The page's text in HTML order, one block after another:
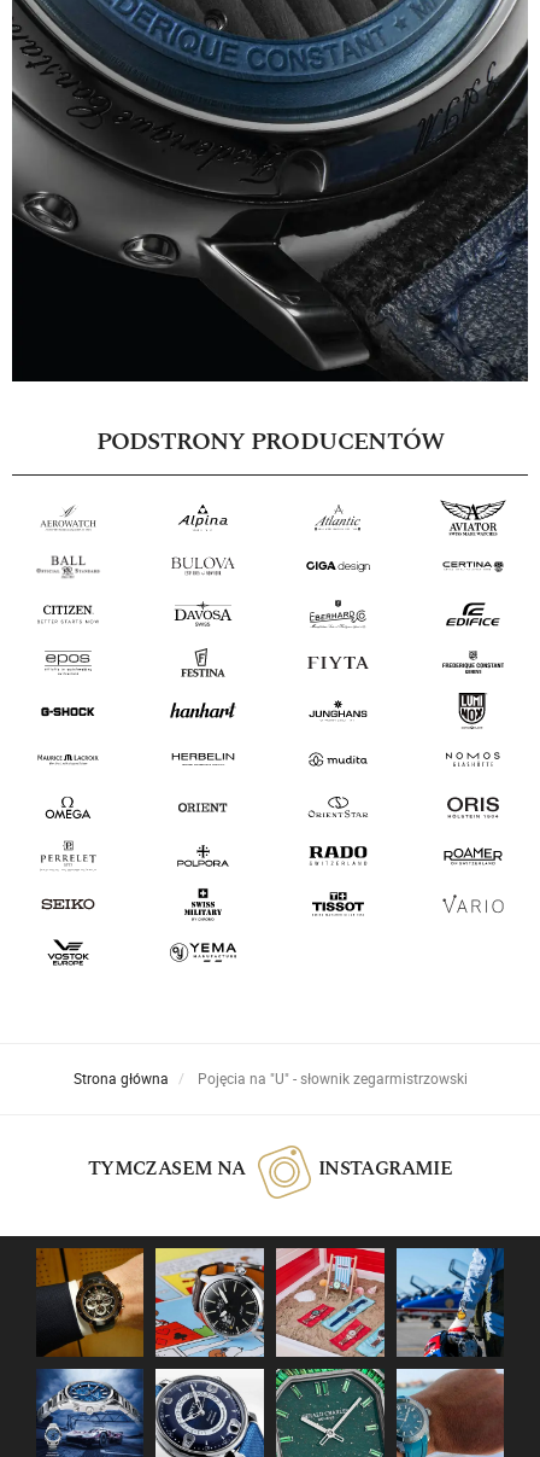
PODSTRONY PRODUCENTÓW
Strona główna Pojęcia na "U" - słownik zegarmistrzowski
TYMCZASEM NA INSTAGRAMIE